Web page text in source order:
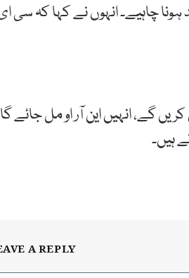
چاہیے۔ انہوں نے کہا کہ سی
گے، انہیں این آر او مل جائے
ہیں۔
A REPLY